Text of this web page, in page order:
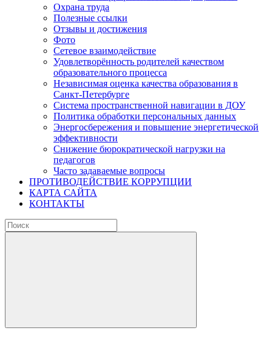
Охрана труда
Полезные ссылки
Отзывы и достижения
Фото
Сетевое взаимодействие
Удовлетворённость родителей качеством
образовательного процесса
Независимая оценка качества образования в
Санкт-Петербурге
Система пространственной навигации в ДОУ
Политика обработки персональных данных
Энергосбережения и повышение энергетической
эффективности
Снижение бюрократической нагрузки на
педагогов
Часто задаваемые вопросы
ПРОТИВОДЕЙСТВИЕ КОРРУПЦИИ
КАРТА САЙТА
КОНТАКТЫ